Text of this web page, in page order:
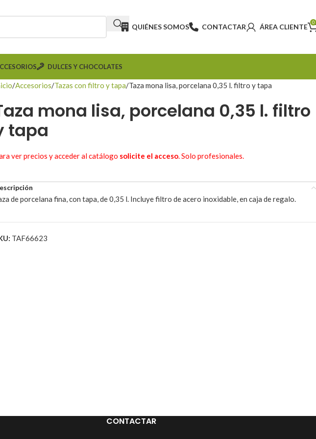
QUIÉNES SOMOS CONTACTAR ÁREA CLIENTE
0
DULCES Y CHOCOLATES
Accesorios Tazas con filtro y tapa Taza mona lisa, porcelana 0,35 l. filtro y tapa
mona lisa, porcelana 0,35 l. filtro
tapa
ver precios y acceder al catálogo solicite el acceso. Solo profesionales.
de porcelana fina, con tapa, de 0,35 l. Incluye filtro de acero inoxidable, en caja de regalo.
TAF66623
CONTACTAR